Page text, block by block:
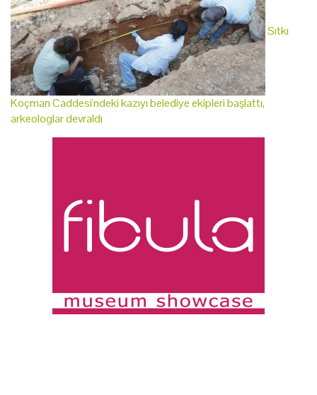
Sıtkı
Koçman Caddesi'ndeki kazıyı belediye ekipleri başlattı,
arkeologlar devraldı